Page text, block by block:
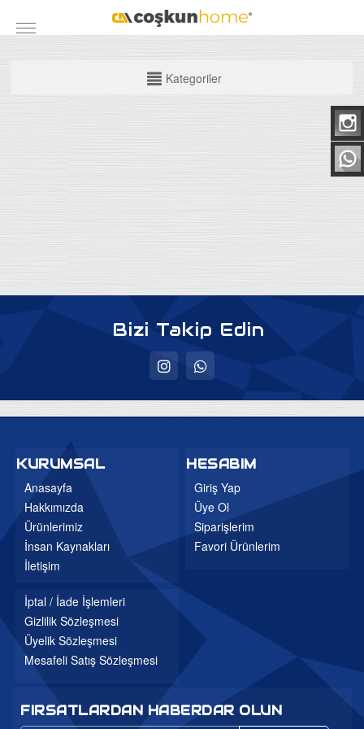
Baza Başlıkları
Ev Tekstili
Bebek Odaları
Genç Odaları
Bahçe Mobilyaları
Düğün Paketleri
3'lü Setler
Mutfak Masa ve Sandalye
Kategoriler
Bizi Takip Edin
KURUMSAL
Anasayfa
Hakkımızda
Ürünlerimiz
İnsan Kaynakları
İletişim
HESABIM
Giriş Yap
Üye Ol
Siparişlerim
Favori Ürünlerim
İptal / İade İşlemleri
Gizlilik Sözleşmesi
Üyelik Sözleşmesi
Mesafeli Satış Sözleşmesi
FIRSATLARDAN HABERDAR OLUN